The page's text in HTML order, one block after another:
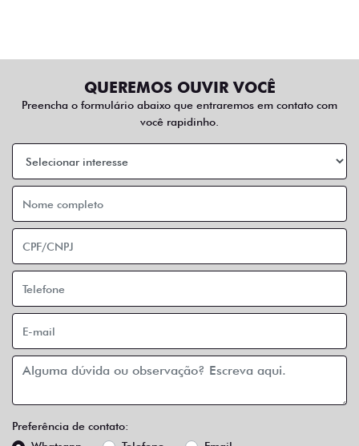
QUEREMOS OUVIR VOCÊ
Preencha o formulário abaixo que entraremos em contato com
você rapidinho.
Preferência de contato: